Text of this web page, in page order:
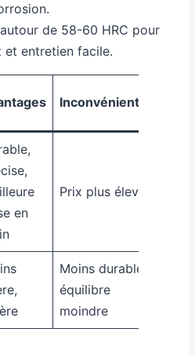
de 58-60 HRC pour
et entretien facile.
Inconvénients
en
Prix plus élevé
Moins durable,
équilibre
moindre